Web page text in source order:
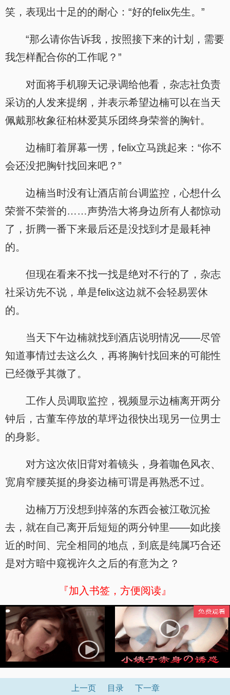
笑，表现出十足的的耐心：“好的felix先生。”
“那么请你告诉我，按照接下来的计划，需要
我怎样配合你的工作呢？”
对面将手机聊天记录调给他看，杂志社负责
采访的人发来提纲，并表示希望边楠可以在当天
佩戴那枚象征柏林爱莫乐团终身荣誉的胸针。
边楠盯着屏幕一愣，felix立马跳起来：“你不
会还没把胸针找回来吧？”
边楠当时没有让酒店前台调监控，心想什么
荣誉不荣誉的……声势浩大将身边所有人都惊动
了，折腾一番下来最后还是没找到才是最耗神
的。
但现在看来不找一找是绝对不行的了，杂志
社采访先不说，单是felix这边就不会轻易罢休
的。
当天下午边楠就找到酒店说明情况——尽管
知道事情过去这么久，再将胸针找回来的可能性
已经微乎其微了。
工作人员调取监控，视频显示边楠离开两分
钟后，古董车停放的草坪边很快出现另一位男士
的身影。
对方这次依旧背对着镜头，身着咖色风衣、
宽肩窄腰英挺的身姿边楠可谓是再熟悉不过。
边楠万万没想到掉落的东西会被江敬沉捡
去，就在自己离开后短短的两分钟里——如此接
近的时间、完全相同的地点，到底是纯属巧合还
是对方暗中窥视许久之后的有意为之？
『加入书签，方便阅读』
上一页 目录 下一章